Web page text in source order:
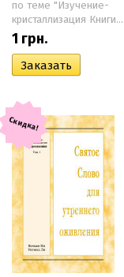
по теме "Изучение-
кристаллизация Книги...
1 грн.
Скидка!